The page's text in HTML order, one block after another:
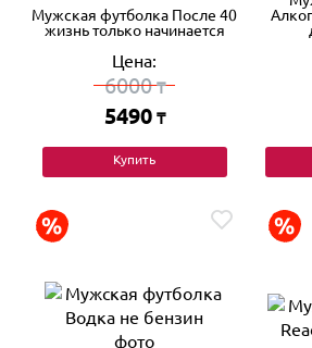
Мужская футболка После 40
жизнь только начинается
Цена:
6000₸
5490 ₸
Купить